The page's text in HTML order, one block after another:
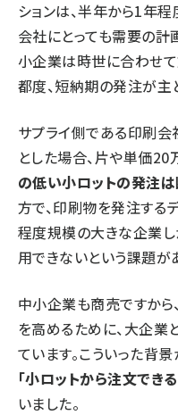
ションは、半年から1年
会社にとっても需要の計
小企業は時世に合わせ
都度、短納期の発注が主
サプライ側である印刷会
とした場合、片や単価20
の低い小ロットの発注
方で、印刷物を発注する
程度規模の大きな企業し
用できないという課題が
中小企業も商売ですから
を高めるために、大企
ています。こういった背景
「小ロットから注文でき
いました。